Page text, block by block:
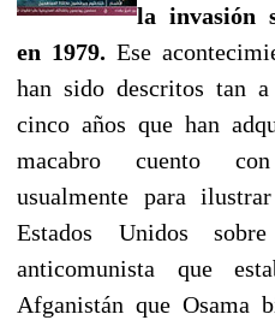
la invasión
en 1979. Ese
han sido descritos tan
cinco años que han
macabro cuento
usualmente para
Estados Unidos
anticomunista que
Afganistán que Osama